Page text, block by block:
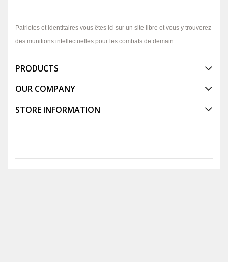
Patriotes et identitaires vous êtes ici sur un site libre et vous y trouverez
des munitions intellectuelles pour les combats de demain.
PRODUCTS
OUR COMPANY
STORE INFORMATION